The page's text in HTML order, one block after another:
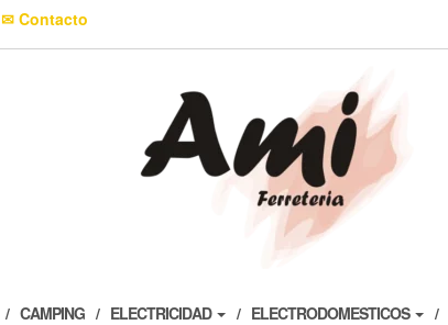
✉ Contacto
CAMPING ELECTRICIDAD ELECTRODOMESTICOS